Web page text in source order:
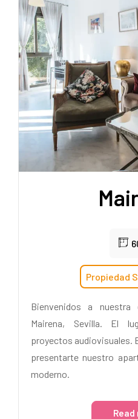
Propiedad
Bienvenidos a nuestra
Mairena, Sevilla. El
proyectos audiovisuales.
presentarte nuestro
moderno.
Read